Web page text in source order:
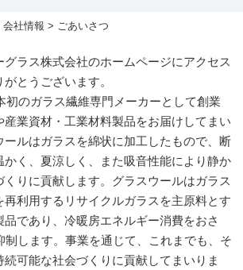
会社情報 > ごあいさつ
ラス株式会社のホームページにアクセス
とうございます。
初のガラス繊維専門メーカーとして創業
産業資材・工業材料製品をお届けしてまい
ールはガラスを綿状に加工したもので、断
かく、夏涼しく、また吸音性能により静か
くりに貢献します。グラスウールはガラス
再利用するリサイクルガラスを主原料とす
品であり、冷暖房エネルギー消費をおさ
制します。事業を通じて、これまでも、そ
続可能な社会づくりに貢献してまいりま